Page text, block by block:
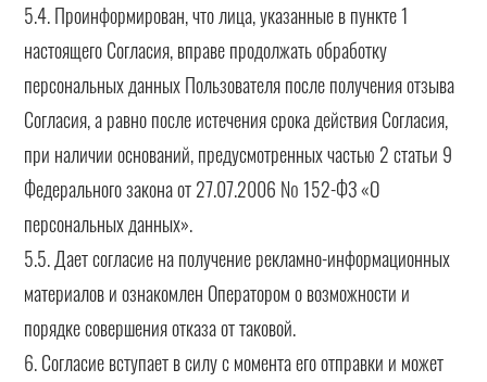
5.4. Проинформирован, что лица, указанные в пункте 1
настоящего Согласия, вправе продолжать обработку
персональных данных Пользователя после получения отзыва
Согласия, а равно после истечения срока действия Согласия,
при наличии оснований, предусмотренных частью 2 статьи 9
Федерального закона от 27.07.2006 № 152-ФЗ «О
персональных данных».
5.5. Дает согласие на получение рекламно-информационных
материалов и ознакомлен Оператором о возможности и
порядке совершения отказа от таковой.
6. Согласие вступает в силу с момента его отправки и может